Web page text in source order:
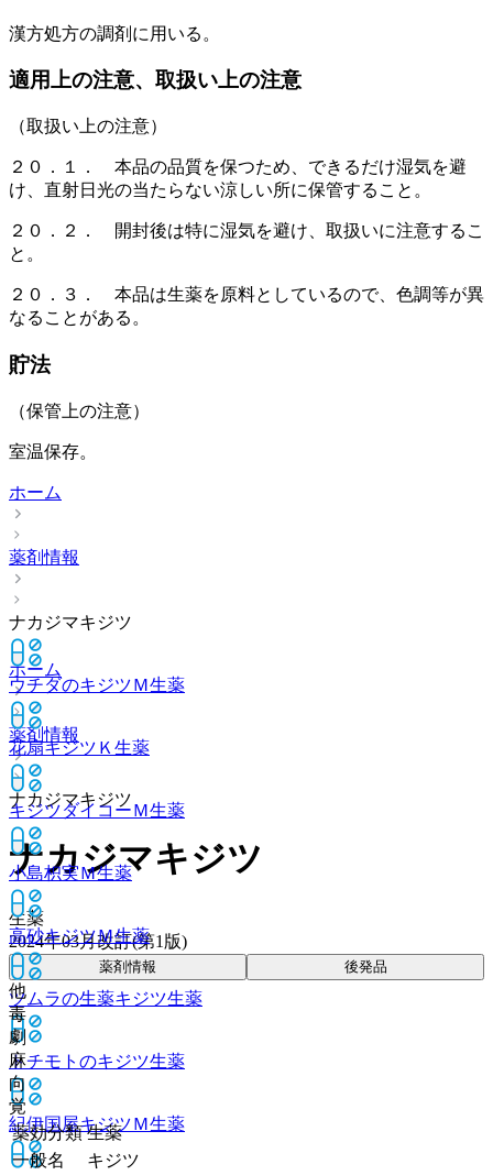
漢方処方の調剤に用いる。
適用上の注意、取扱い上の注意
（取扱い上の注意）
２０．１． 本品の品質を保つため、できるだけ湿気を避
け、直射日光の当たらない涼しい所に保管すること。
２０．２． 開封後は特に湿気を避け、取扱いに注意するこ
と。
２０．３． 本品は生薬を原料としているので、色調等が異
なることがある。
貯法
（保管上の注意）
室温保存。
ホーム
薬剤情報
ナカジマキジツ
ウチダのキジツＭ生薬
花扇キジツＫ 生薬
キジツダイコーＭ生薬
小島枳実Ｍ生薬
高砂キジツＭ生薬
ツムラの生薬キジツ生薬
トチモトのキジツ生薬
紀伊国屋キジツＭ生薬
ホーム
薬剤情報
ナカジマキジツ
ナカジマキジツ
生薬
2024年03月改訂(第1版)
薬剤情報 後発品
他
毒
劇
麻
向
覚
薬効分類 生薬
一般名
キジツ